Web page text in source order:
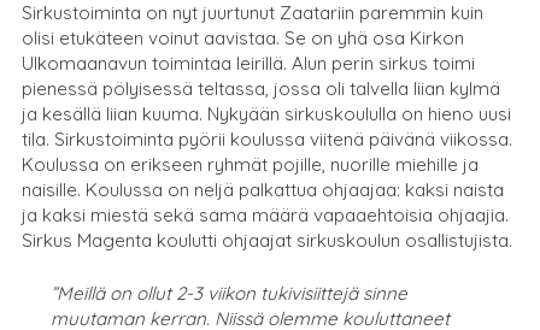
Sirkustoiminta on nyt juurtunut Zaatariin paremmin kuin
olisi etukäteen voinut aavistaa. Se on yhä osa Kirkon
Ulkomaanavun toimintaa leirillä. Alun perin sirkus toimi
pienessä pölyisessä teltassa, jossa oli talvella liian kylmä
ja kesällä liian kuuma. Nykyään sirkuskoululla on hieno uusi
tila. Sirkustoiminta pyörii koulussa viitenä päivänä viikossa.
Koulussa on erikseen ryhmät pojille, nuorille miehille ja
naisille. Koulussa on neljä palkattua ohjaajaa: kaksi naista
ja kaksi miestä sekä sama määrä vapaaehtoisia ohjaajia.
Sirkus Magenta koulutti ohjaajat sirkuskoulun osallistujista.
”Meillä on ollut 2-3 viikon tukivisiittejä sinne
muutaman kerran. Niissä olemme kouluttaneet